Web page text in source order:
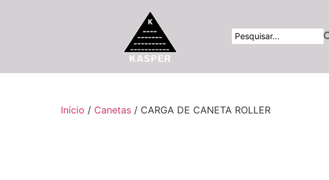
Início / Canetas / CARGA DE CANETA ROLLER